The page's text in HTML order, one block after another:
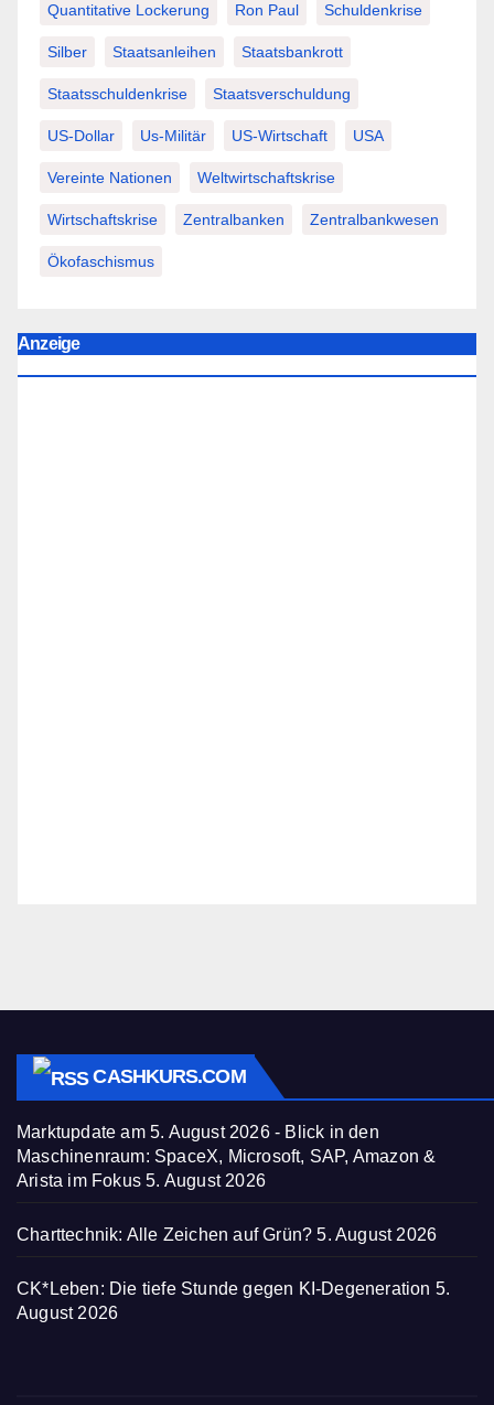
Quantitative Lockerung Ron Paul Schuldenkrise
Silber Staatsanleihen Staatsbankrott
Staatsschuldenkrise Staatsverschuldung
US-Dollar Us-Militär US-Wirtschaft USA
Vereinte Nationen Weltwirtschaftskrise
Wirtschaftskrise Zentralbanken Zentralbankwesen
Ökofaschismus
Anzeige
CASHKURS.COM
Marktupdate am 5. August 2026 - Blick in den
Maschinenraum: SpaceX, Microsoft, SAP, Amazon &
Arista im Fokus 5. August 2026
Charttechnik: Alle Zeichen auf Grün? 5. August 2026
CK*Leben: Die tiefe Stunde gegen KI-Degeneration 5.
August 2026